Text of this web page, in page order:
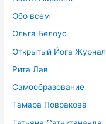
Обо всем
Ольга Белоус
Открытый Йога Журнал
Рита Лав
Самообразование
Тамара Повракова